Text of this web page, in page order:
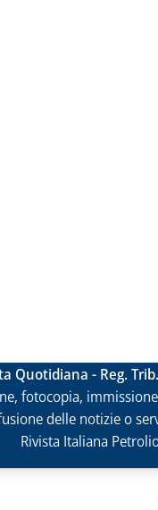
Quotidiana - Reg.
fotocopia,
delle notizie o
Rivista Italiana